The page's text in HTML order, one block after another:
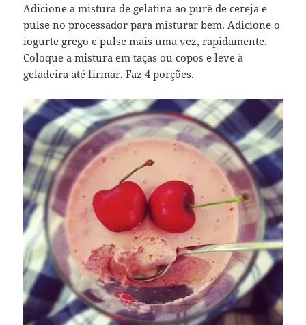
Adicione a mistura de gelatina ao purê de cereja e
pulse no processador para misturar bem. Adicione o
iogurte grego e pulse mais uma vez, rapidamente.
Coloque a mistura em taças ou copos e leve à
geladeira até firmar. Faz 4 porções.